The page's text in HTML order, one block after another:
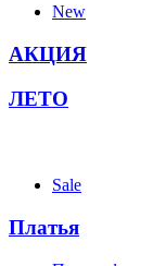
New
АКЦИЯ
ЛЕТО
Sale
Платья